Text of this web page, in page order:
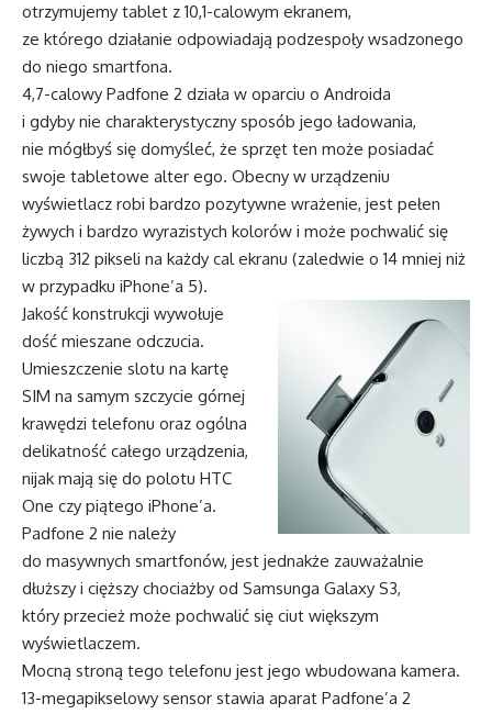
otrzymujemy tablet z 10,1-calowym ekranem,
ze którego działanie odpowiadają podzespoły wsadzonego
do niego smartfona.
4,7-calowy Padfone 2 działa w oparciu o Androida
i gdyby nie charakterystyczny sposób jego ładowania,
nie mógłbyś się domyśleć, że sprzęt ten może posiadać
swoje tabletowe alter ego. Obecny w urządzeniu
wyświetlacz robi bardzo pozytywne wrażenie, jest pełen
żywych i bardzo wyrazistych kolorów i może pochwalić się
liczbą 312 pikseli na każdy cal ekranu (zaledwie o 14 mniej niż
w przypadku iPhone’a 5).
Jakość konstrukcji wywołuje
dość mieszane odczucia.
Umieszczenie slotu na kartę
SIM na samym szczycie górnej
krawędzi telefonu oraz ogólna
delikatność całego urządzenia,
nijak mają się do polotu HTC
One czy piątego iPhone’a.
Padfone 2 nie należy
do masywnych smartfonów, jest jednakże zauważalnie
dłuższy i cięższy chociażby od Samsunga Galaxy S3,
który przecież może pochwalić się ciut większym
wyświetlaczem.
Mocną stroną tego telefonu jest jego wbudowana kamera.
13-megapikselowy sensor stawia aparat Padfone’a 2